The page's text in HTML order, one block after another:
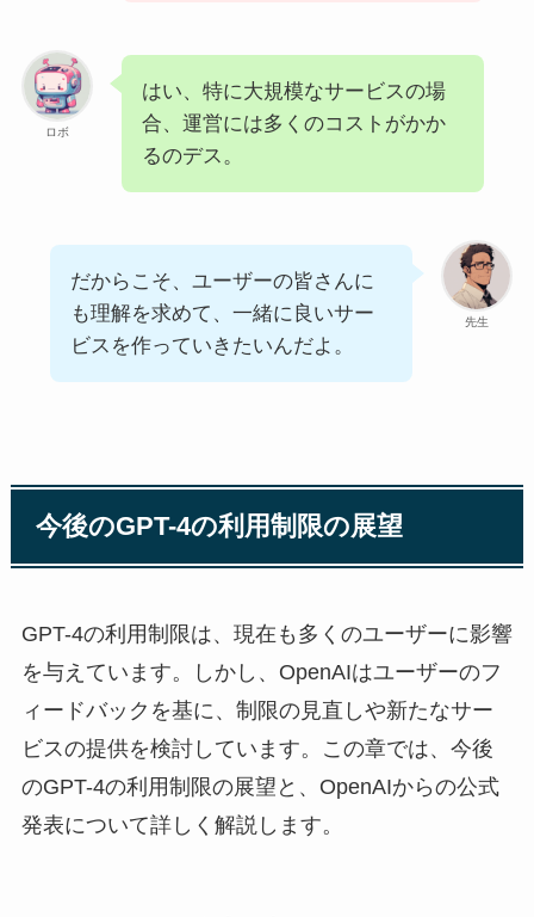
ロボ
はい、特に大規模なサービスの場
合、運営には多くのコストがかか
るのデス。
先生
だからこそ、ユーザーの皆さんに
も理解を求めて、一緒に良いサー
ビスを作っていきたいんだよ。
今後のGPT-4の利用制限の展望
GPT-4の利用制限は、現在も多くのユーザーに影響
を与えています。しかし、OpenAIはユーザーのフ
ィードバックを基に、制限の見直しや新たなサー
ビスの提供を検討しています。この章では、今後
のGPT-4の利用制限の展望と、OpenAIからの公式
発表について詳しく解説します。